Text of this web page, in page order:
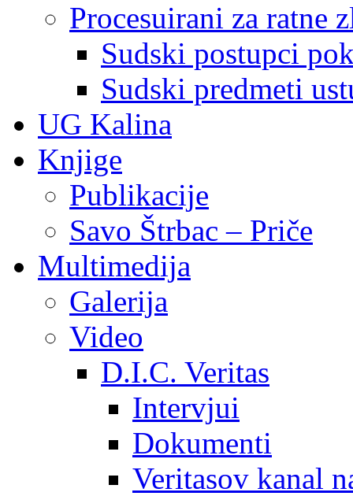
Procesuirani za ratne
Sudski postupci
Sudski predmeti
UG Kalina
Knjige
Publikacije
Savo Štrbac – Priče
Multimedija
Galerija
Video
D.I.C. Veritas
Intervjui
Dokumenti
Veritasov kanal